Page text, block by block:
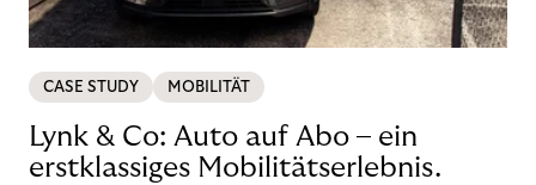
CASE STUDY MOBILITÄT
Lynk & Co: Auto auf Abo – ein
erstklassiges Mobilitätserlebnis.